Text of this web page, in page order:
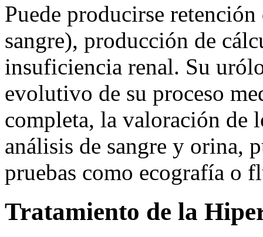
Puede producirse
sangre), producción de
insuficiencia renal. Su
evolutivo de su proceso
completa, la valoración de
análisis de sangre y orina,
pruebas como ecografía o
Tratamiento de la